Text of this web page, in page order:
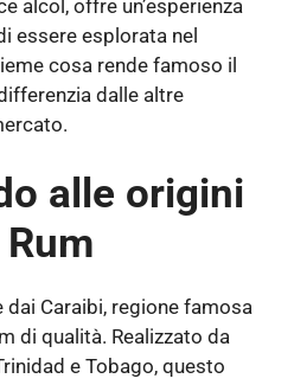
alcol, offre un’esperienza
essere esplorata nel
cosa rende famoso il
dalle altre
alle origini
dai Caraibi, regione famosa
di qualità. Realizzato da
e Tobago, questo